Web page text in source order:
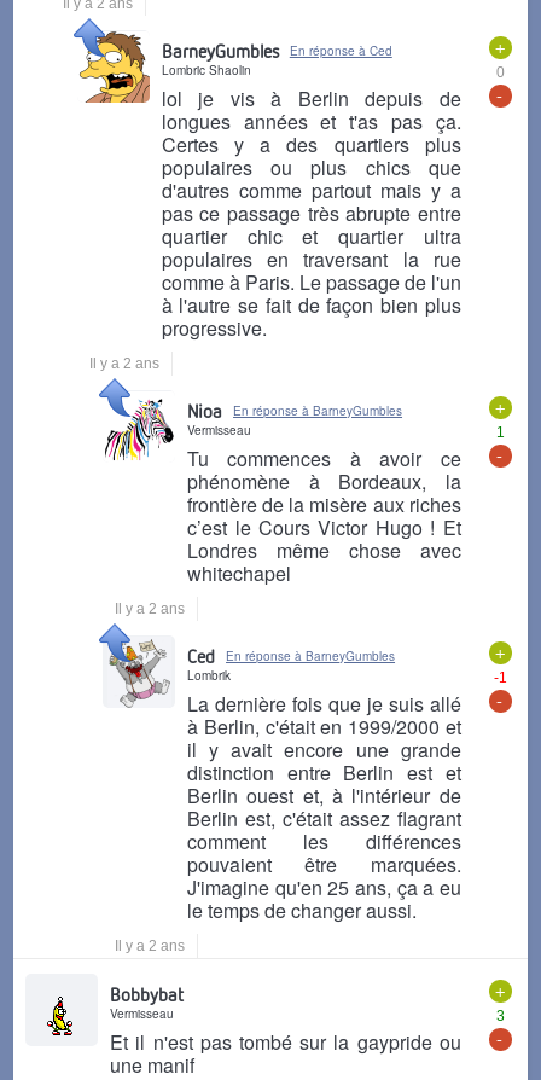
Il y a 2 ans
+
0
-
BarneyGumbles
En réponse à Ced
Lombric Shaolin
lol je vis à Berlin depuis de
longues années et t'as pas ça.
Certes y a des quartiers plus
populaires ou plus chics que
d'autres comme partout mais y a
pas ce passage très abrupte entre
quartier chic et quartier ultra
populaires en traversant la rue
comme à Paris. Le passage de l'un
à l'autre se fait de façon bien plus
progressive.
Il y a 2 ans
+
1
-
Nioa
En réponse à BarneyGumbles
Vermisseau
Tu commences à avoir ce
phénomène à Bordeaux, la
frontière de la misère aux riches
c’est le Cours Victor Hugo ! Et
Londres même chose avec
whitechapel
Il y a 2 ans
+
-1
-
Ced
En réponse à BarneyGumbles
Lombrik
La dernière fois que je suis allé
à Berlin, c'était en 1999/2000 et
il y avait encore une grande
distinction entre Berlin est et
Berlin ouest et, à l'intérieur de
Berlin est, c'était assez flagrant
comment les différences
pouvaient être marquées.
J'imagine qu'en 25 ans, ça a eu
le temps de changer aussi.
Il y a 2 ans
+
3
-
Bobbybat
Vermisseau
Et il n'est pas tombé sur la gaypride ou
une manif